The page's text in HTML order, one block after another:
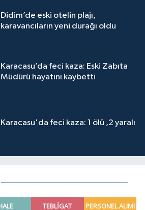
Didim’de eski otelin plajı,
karavancıların yeni durağı oldu
Karacasu’da feci kaza: Eski Zabıta
Müdürü hayatını kaybetti
Karacasu'da feci kaza: 1 ölü ,2 yaralı